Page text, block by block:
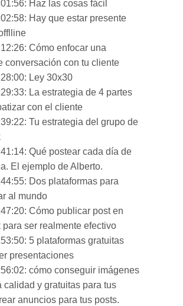
Haz las cosas fácil
Hay que estar presente
Cómo enfocar una
conversación con tu cliente
Ley 30x30
La estrategia de 4 partes
con el cliente
Tu estrategia del grupo de
Qué postear cada día de
El ejemplo de Alberto.
Dos plataformas para
al mundo
Cómo publicar post en
para ser realmente efectivo
5 plataformas gratuitas
presentaciones
cómo conseguir imágenes
calidad y gratuitas para tus
anuncios para tus posts.